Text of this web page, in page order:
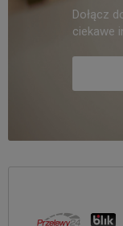
Dołącz
ciekawe